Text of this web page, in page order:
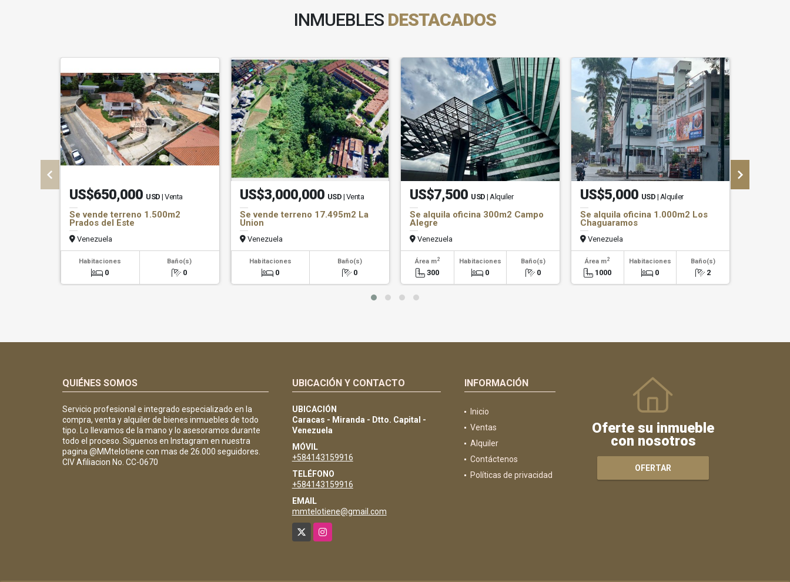
INMUEBLES DESTACADOS
US$650,000 USD | Venta
Se vende terreno 1.500m2
Prados del Este
Venezuela
Habitaciones
0
Baño(s)
0
US$3,000,000 USD | Venta
Se vende terreno 17.495m2 La
Union
Venezuela
Habitaciones
0
Baño(s)
0
US$7,500 USD | Alquiler
Se alquila oficina 300m2 Campo
Alegre
Venezuela
Área m2
300
Habitaciones
0
Baño(s)
0
US$5,000 USD | Alquiler
Se alquila oficina 1.000m2 Los
Chaguaramos
Venezuela
Área m2
1000
Habitaciones
0
Baño(s)
2
QUIÉNES SOMOS
Servicio profesional e integrado especializado en la
compra, venta y alquiler de bienes inmuebles de todo
tipo. Lo llevamos de la mano y lo asesoramos durante
todo el proceso. Siguenos en Instagram en nuestra
pagina @MMtelotiene con mas de 26.000 seguidores.
CIV Afiliacion No. CC-0670
UBICACIÓN Y CONTACTO
UBICACIÓN
Caracas - Miranda - Dtto. Capital -
Venezuela
MÓVIL
+584143159916
TELÉFONO
+584143159916
EMAIL
mmtelotiene@gmail.com
Instagram
INFORMACIÓN
Inicio
Ventas
Alquiler
Contáctenos
Políticas de privacidad
Oferte su inmueble
con nosotros
OFERTAR